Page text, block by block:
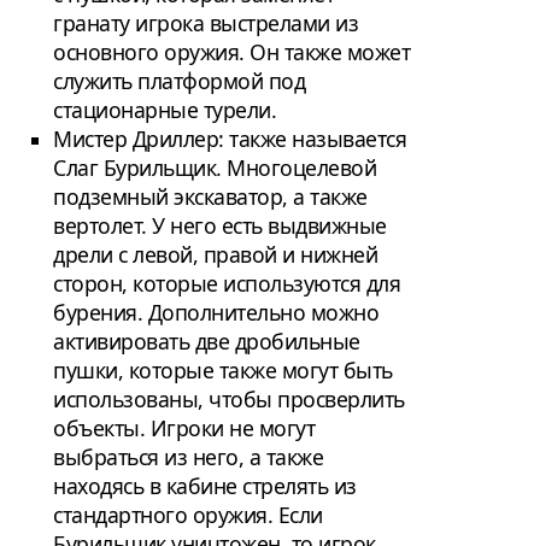
гранату игрока выстрелами из
основного оружия. Он также может
служить платформой под
стационарные турели.
Мистер Дриллер: также называется
Слаг Бурильщик. Многоцелевой
подземный экскаватор, а также
вертолет. У него есть выдвижные
дрели с левой, правой и нижней
сторон, которые используются для
бурения. Дополнительно можно
активировать две дробильные
пушки, которые также могут быть
использованы, чтобы просверлить
объекты. Игроки не могут
выбраться из него, а также
находясь в кабине стрелять из
стандартного оружия. Если